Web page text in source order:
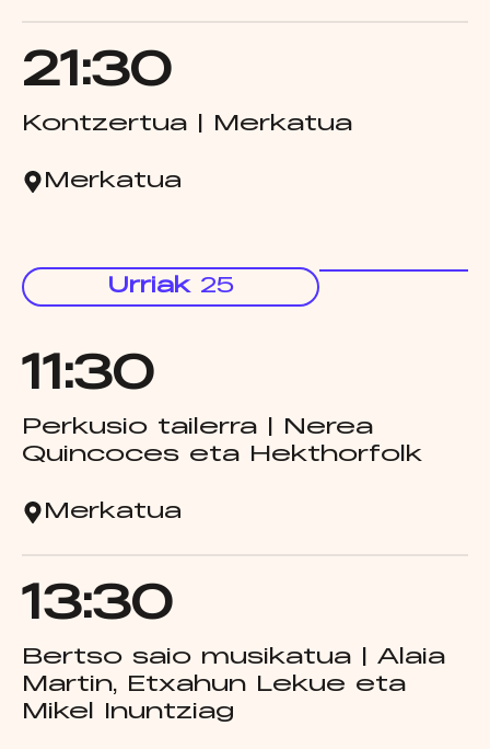
21:30
Kontzertua | Merkatua
Merkatua
Urriak 25
11:30
Perkusio tailerra | Nerea
Quincoces eta Hekthorfolk
Merkatua
13:30
Bertso saio musikatua | Alaia
Martin, Etxahun Lekue eta
Mikel Inuntziag